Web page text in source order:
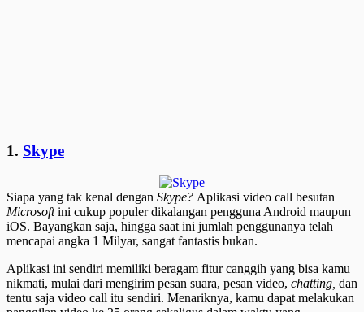
1. Skype
Siapa yang tak kenal dengan Skype? Aplikasi video call besutan
Microsoftini cukup populer dikalangan pengguna Android maupun
iOS. Bayangkan saja, hingga saat ini jumlah penggunanya telah
mencapai angka 1 Milyar, sangat fantastis bukan.
Aplikasi ini sendiri memiliki beragam fitur canggih yang bisa kamu
nikmati, mulai dari mengirim pesan suara, pesan video, chatting, dan
tentu saja video call itu sendiri. Menariknya, kamu dapat melakukan